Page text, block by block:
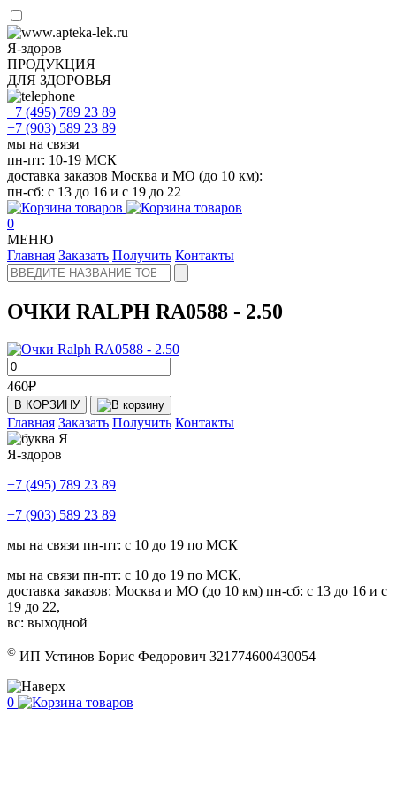
Я-здоров
ПРОДУКЦИЯ
ДЛЯ ЗДОРОВЬЯ
+7 (495) 789 23 89
+7 (903) 589 23 89
мы на связи
пн-пт: 10-19 МСК
доставка заказов Москва и МО (до 10 км):
пн-сб: с 13 до 16 и с 19 до 22
0
МЕНЮ
Главная Заказать Получить Контакты
ОЧКИ RALPH RA0588 - 2.50
460₽
В КОРЗИНУ
Главная Заказать Получить Контакты
Я-здоров
+7 (495) 789 23 89
+7 (903) 589 23 89
мы на связи пн-пт: с 10 до 19 по МСК
мы на связи пн-пт: с 10 до 19 по МСК,
доставка заказов: Москва и МО (до 10 км) пн-сб: с 13 до 16 и с
19 до 22,
вс: выходной
© ИП Устинов Борис Федорович 321774600430054
0